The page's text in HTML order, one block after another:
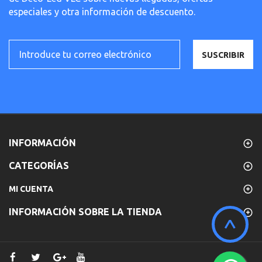
especiales y otra información de descuento.
SUSCRIBIR
INFORMACIÓN
CATEGORÍAS
MI CUENTA
INFORMACIÓN SOBRE LA TIENDA
^